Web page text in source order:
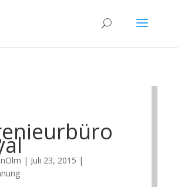
| Juli 23, 2015 |